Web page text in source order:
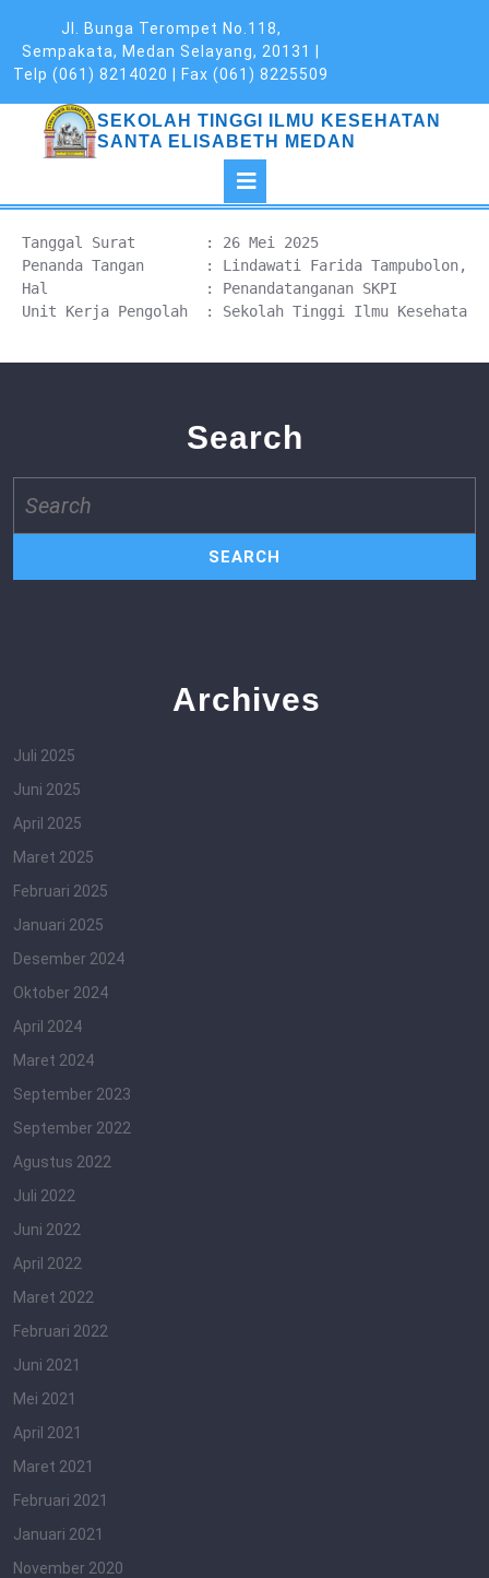
content
Jl. Bunga Terompet No.118,
Sempakata, Medan Selayang, 20131 |
Telp (061) 8214020 | Fax (061) 8225509
SEKOLAH TINGGI ILMU KESEHATAN
SANTA ELISABETH MEDAN
Button
Tanggal Surat        : 26 Mei 2025
Penanda Tangan       : Lindawati Farida
Hal                  : Penandatanganan SKPI
Search
for:
Archives
Juli 2025
Juni 2025
April 2025
Maret 2025
Februari 2025
Januari 2025
Desember 2024
Oktober 2024
April 2024
Maret 2024
September 2023
September 2022
Agustus 2022
Juli 2022
Juni 2022
April 2022
Maret 2022
Februari 2022
Juni 2021
Mei 2021
April 2021
Maret 2021
Februari 2021
Januari 2021
November 2020